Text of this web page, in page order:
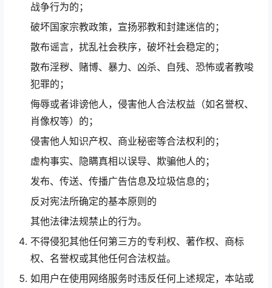
战争行为的；
破坏国家宗教政策，宣扬邪教和封建迷信的；
散布谣言，扰乱社会秩序，破坏社会稳定的；
散布淫秽、赌博、暴力、凶杀、自残、恐怖或者教唆
犯罪的；
侮辱或者诽谤他人，侵害他人合法权益（如名誉权、
肖像权等）的；
侵害他人知识产权、商业秘密等合法权利的；
虚构事实、隐瞒真相以误导、欺骗他人的；
发布、传送、传播广告信息及垃圾信息的；
反对宪法所确定的基本原则的
其他法律法规禁止的行为。
不得侵犯其他任何第三方的专利权、著作权、商标
权、名誉权或其他任何合法权益。
如用户在使用网络服务时违反任何上述规定，本站或